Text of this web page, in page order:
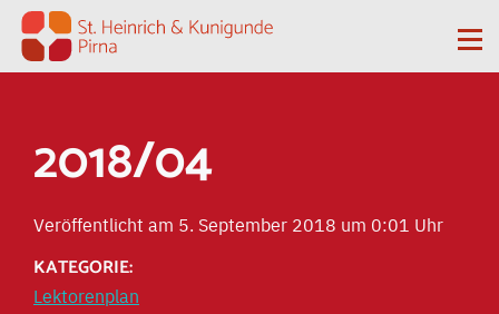
Zum Inhalt springen
2018/04
Veröffentlicht am 5. September 2018 um 0:01 Uhr
KATEGORIE:
Lektorenplan